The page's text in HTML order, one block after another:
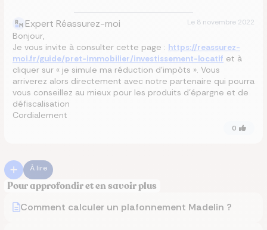
Expert Réassurez-moi Le 8 novembre 2022
Bonjour,
Je vous invite à consulter cette page : https://reassurez-
moi.fr/guide/pret-immobilier/investissement-locatif et à
cliquer sur « je simule ma réduction d’impôts ». Vous
arriverez alors directement avec notre partenaire qui pourra
vous conseillez au mieux pour les produits d’épargne et de
défiscalisation
Cordialement
0
À lire
Pour approfondir et en savoir plus
Comment calculer un plafonnement Madelin ?